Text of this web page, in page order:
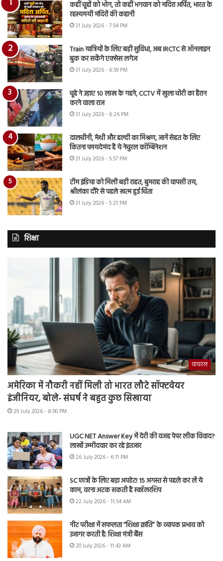
कहीं चूहों को भोग, तो कहीं भगवान को मदिरा अर्पित, भारत के
रहस्यमयी मंदिरों की कहानी
31 July 2026 - 7:54 PM
Train यात्रियों के लिए बड़ी सुविधा, अब IRCTC से ऑनलाइन
बुक कर सकेंगे एक्सेस लगेज
31 July 2026 - 6:59 PM
चूहे ने उड़ाए 10 लाख के गहने, CCTV में खुला चोरी का हैरान
करने वाला राज
31 July 2026 - 6:26 PM
दालचीनी, मेथी और हल्दी का मिश्रण, जानें सेहत के लिए
कितना फायदेमंद है ये नेचुरल कॉम्बिनेशन
31 July 2026 - 5:57 PM
टीम इंडिया को मिली बड़ी राहत, बुमराह की वापसी तय,
श्रीलंका दौरे से पहले खत्म हुई चिंता
31 July 2026 - 5:21 PM
शिक्षा
वायरल
अमेरिका में नौकरी नहीं मिली तो भारत लौटे सॉफ्टवेयर
इंजीनियर, बोले- संघर्ष ने बहुत कुछ सिखाया
29 July 2026 - 8:00 PM
UGC NET Answer Key में देरी की वजह पेपर लीक विवाद?
लाखों उम्मीदवार कर रहे इंतजार
26 July 2026 - 6:11 PM
SC छात्रों के लिए बड़ा अपडेट! 15 अगस्त से पहले कर लें ये
काम, वरना अटक सकती है स्कॉलरशिप
22 July 2026 - 11:54 AM
नीट परीक्षा में सफलता “शिक्षा क्रांति” के व्यापक प्रभाव को
उजागर करती है: शिक्षा मंत्री बैंस
20 July 2026 - 11:43 AM